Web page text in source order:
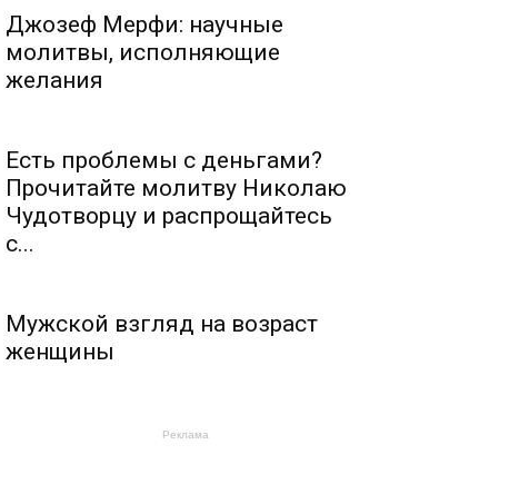
Джозеф Мерфи: научные
молитвы, исполняющие
желания
Есть проблемы с деньгами?
Прочитайте молитву Николаю
Чудотворцу и распрощайтесь
с...
Мужской взгляд на возраст
женщины
Реклама